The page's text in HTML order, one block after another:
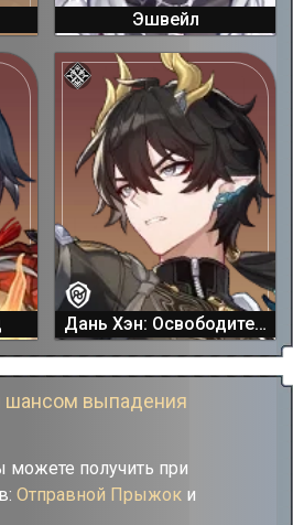
Эшвейл
Дань Хэн: Освободитель Пустошей
выпадения
получить при
Отправной Прыжок и